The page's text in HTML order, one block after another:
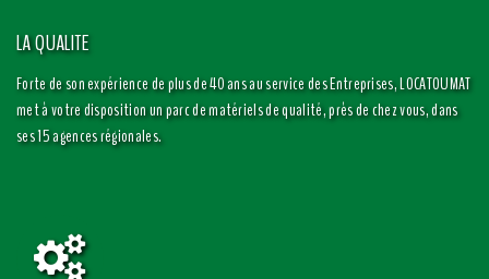
LA QUALITE
Forte de son expérience de plus de 40 ans au service des Entreprises, LOCATOUMAT
met à votre disposition un parc de matériels de qualité, près de chez vous, dans
ses 15 agences régionales.